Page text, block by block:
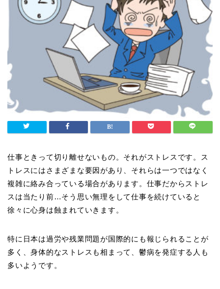
仕事ときって切り離せないもの。それがストレスです。ス
トレスにはさまざまな要因があり、それらは一つではなく
複雑に絡み合っている場合があります。仕事だからストレ
スは当たり前…そう思い無理をして仕事を続けていると
徐々に心身は蝕まれていきます。
特に日本は過労や残業問題が国際的にも報じられることが
多く、身体的なストレスも相まって、鬱病を発症する人も
多いようです。